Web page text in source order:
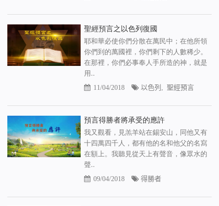
聖經預言之以色列復國
耶和華必使你們分散在萬民中；在他所領
你們到的萬國裡，你們剩下的人數稀少。
在那裡，你們必事奉人手所造的神，就是
用..
11/04/2018 以色列 聖經預言
預言得勝者將承受的應許
我又觀看，見羔羊站在錫安山，同他又有
十四萬四千人，都有他的名和他父的名寫
在額上。我聽見從天上有聲音，像眾水的
聲..
09/04/2018 得勝者